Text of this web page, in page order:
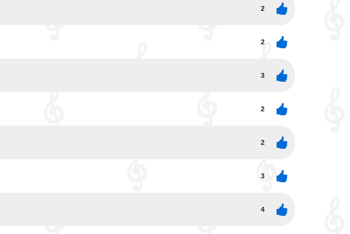
2
2
3
2
2
3
4